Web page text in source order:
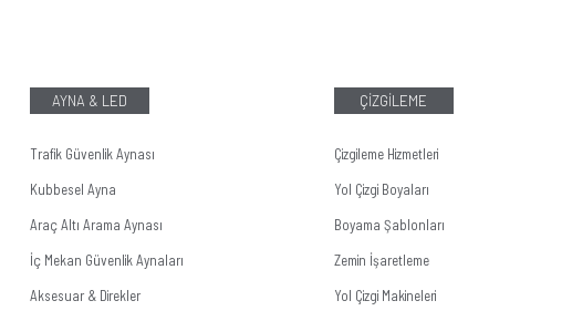
AYNA & LED
Trafik Güvenlik Aynası
Kubbesel Ayna
Araç Altı Arama Aynası
İç Mekan Güvenlik Aynaları
Aksesuar & Direkler
ÇİZGİLEME
Çizgileme Hizmetleri
Yol Çizgi Boyaları
Boyama Şablonları
Zemin İşaretleme
Yol Çizgi Makineleri